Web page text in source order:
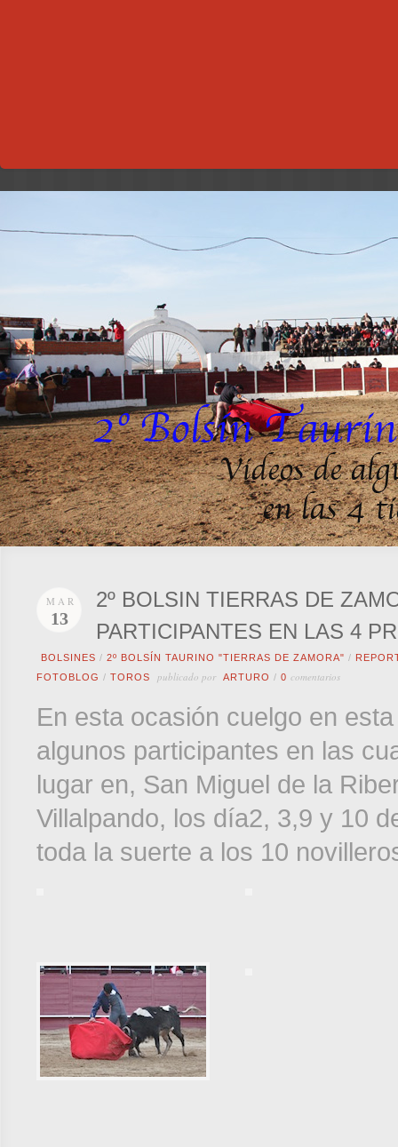
MAR
13
2º BOLSIN TIERRAS DE
PARTICIPANTES EN LAS 4
BOLSINES / 2º BOLSÍN TAURINO "TIERRAS DE ZAMORA" /
FOTOBLOG / TOROS publicado por ARTURO / 0 comentarios
En esta ocasión cuelgo en
algunos participantes en las
lugar en, San Miguel de la
Villalpando, los día2, 3,9 y 10
toda la suerte a los 10